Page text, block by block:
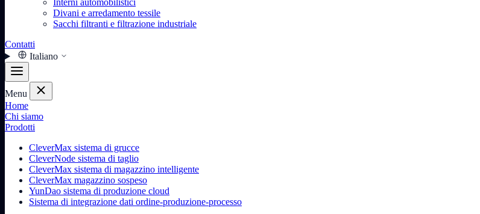
Interni automobilistici
Divani e arredamento tessile
Sacchi filtranti e filtrazione industriale
Contatti
Italiano
Menu
Home
Chi siamo
Prodotti
CleverMax sistema di grucce
CleverNode sistema di taglio
CleverMax sistema di magazzino intelligente
CleverMax magazzino sospeso
YunDao sistema di produzione cloud
Sistema di integrazione dati ordine-produzione-processo